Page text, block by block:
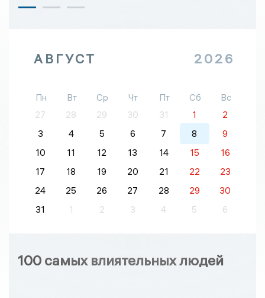
АВГУСТ 2026
Пн Вт Ср Чт Пт Сб
Вс
27
28 29 30 31 1
2
3
4 5 6 7 8
9
10
11 12 13 14 15
16
17
18 19 20 21 22
23
24
25 26 27 28 29
30
31
1 2 3 4 5 6
100 самых влиятельных людей